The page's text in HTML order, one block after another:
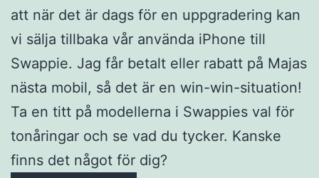
att när det är dags för en uppgradering kan
vi sälja tillbaka vår använda iPhone till
Swappie. Jag får betalt eller rabatt på Majas
nästa mobil, så det är en win-win-situation!
Ta en titt på modellerna i Swappies val för
tonåringar och se vad du tycker. Kanske
finns det något för dig?